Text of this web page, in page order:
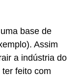
base de
Assim
a indústria do
feito com